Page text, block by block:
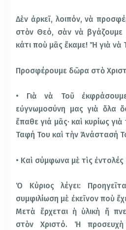
Δὲν ἀρκεῖ, λοιπόν, νὰ
στὸν Θεό, σὰν νὰ βγάζουμε
κάτι ποὺ μᾶς ἔκαμε! Ἤ γιὰ νὰ
Προσφέρουμε δῶρα στὸ
• Γιὰ νὰ Τοῦ
εὐγνωμοσύνη μας γιὰ ὅλα
ἔπαθε γιά μᾶς· καὶ κυρίως
Ταφή Του καὶ τὴν Ἀνάστασή
• Καὶ σύμφωνα μὲ τὶς ἐντολές
Ὁ Κύριος λέγει:
συμφιλίωση μὲ ἐκεῖνον ποὺ
Μετὰ ἔρχεται ἡ ὑλικὴ ἤ
στὸν Χριστό. Ἡ